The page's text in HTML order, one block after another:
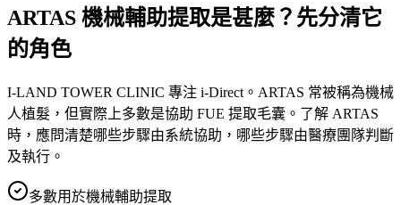
ARTAS 機械輔助提取是甚麼？先分清它
的角色
I-LAND TOWER CLINIC 專注 i-Direct。ARTAS 常被稱為機械
人植髮，但實際上多數是協助 FUE 提取毛囊。了解 ARTAS
時，應問清楚哪些步驟由系統協助，哪些步驟由醫療團隊判斷
及執行。
多數用於機械輔助提取